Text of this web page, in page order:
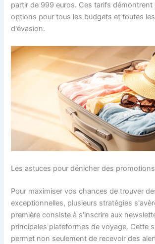
partir de 999 euros. Ces tarifs démontrent
options pour tous les budgets et toutes
d'évasion.
Les astuces pour dénicher des
Pour maximiser vos chances de trouver
exceptionnelles, plusieurs stratégies
première consiste à s'inscrire aux
principales plateformes de voyage. Cette
permet non seulement de recevoir des